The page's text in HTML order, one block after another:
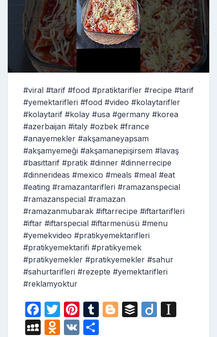
#viral #tarif #food #pratiktarifler #recipe #tarif
#yemektarifleri #food #video #kolaytarifler
#kolaytarif #kolay #usa #germany #korea
#azerbaijan #italy #ozbek #france
#anayemekler #akşamaneyapsam
#akşamyemeği #akşamanepişirsem #lavaş
#basittarif #pratik #dinner #dinnerrecipe
#dinnerideas #mexico #meals #meal #eat
#eating #ramazantarifleri #ramazanspecial
#ramazanspecial #ramazan
#ramazanmubarak #iftarrecipe #iftartarifleri
#iftar #iftarspecial #iftarmenüsü #menu
#yemekvideo #pratikyemektarifleri
#pratikyemektarifi #pratikyemek
#pratikyemekler #pratikyemekler #sahur
#sahurtarifleri #rezepte #yemektarifleri
#reklamyoktur
F
a
T
w
Pi
nt
T
Bl B
Di
M O V